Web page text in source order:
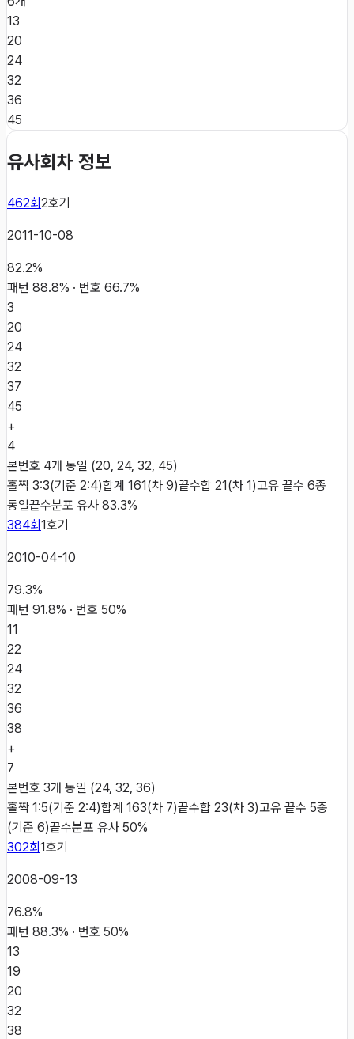
13
20
24
32
36
45
유사회차 정보
462회2호기
2011-10-08
82.2%
패턴 88.8% · 번호 66.7%
3
20
24
32
37
45
+
4
본번호 4개 동일 (20, 24, 32, 45)
홀짝 3:3(기준 2:4)합계 161(차 9)끝수합 21(차 1)고유 끝수 6종
동일끝수분포 유사 83.3%
384회1호기
2010-04-10
79.3%
패턴 91.8% · 번호 50%
11
22
24
32
36
38
+
7
본번호 3개 동일 (24, 32, 36)
홀짝 1:5(기준 2:4)합계 163(차 7)끝수합 23(차 3)고유 끝수 5종
(기준 6)끝수분포 유사 50%
302회1호기
2008-09-13
76.8%
패턴 88.3% · 번호 50%
13
19
20
32
38